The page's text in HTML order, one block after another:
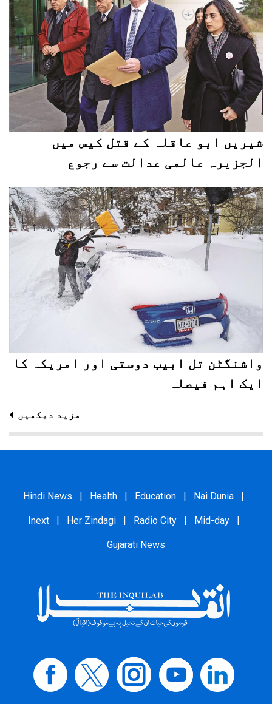
شیریں ابو عاقلہ کے قتل کیس میں
الجزیرہ عالمی عدالت سے رجوع
واشنگٹن تل ابیب دوستی اور امریکہ کا
ایک اہم فیصلہ
مزید دیکھیں
Hindi News Health Education Nai Dunia
Inext Her Zindagi Radio City Mid-day
Gujarati News